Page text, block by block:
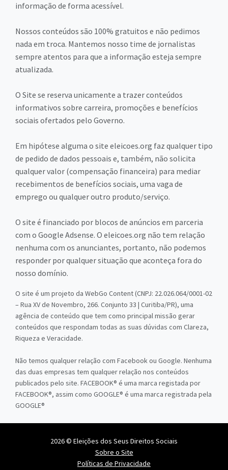
informação de forma acessível.
Nossos conteúdos são 100% gratuitos e não pedimos
nada em troca. Mantemos nosso time de jornalistas
sempre atentos para que a informação esteja sempre
atualizada.
O Site se reserva unicamente a trazer conteúdos
informativos sobre carreira, promoções e benefícios
sociais ofertados pelo Governo.
Em hipótese alguma o site eleicoes.org faz qualquer tipo
de pedido de dados pessoais e, também, não solicita
qualquer valor (compensação financeira) para mediar
recebimentos de benefícios sociais, uma vaga de
emprego ou qualquer outro produto/serviço.
O site é financiado por blocos de anúncios em parceria
com o Google Adsense. O eleicoes.org não tem relação
nenhuma com os anunciantes, portanto, não podemos
responder por qualquer situação que aconteça fora do
nosso domínio.
O site é um projeto da WebGo Content (CNPJ: 22.026.064/0001-02
– Rua XV de Novembro, 266. Conjunto 33 | Curitiba/PR), uma
agência de conteúdo que tem como principal missão gerar
conteúdos que respondam todas as suas dúvidas com Clareza,
Riqueza e Veracidade.
Não temos qualquer relação com Facebook ou Google. Nenhuma
das duas empresas tem qualquer relação nos conteúdos
publicados pelo site. FACEBOOK® é uma marca registada por
FACEBOOK®, assim como GOOGLE® é uma marca registrada pela
GOOGLE®
2026 © Eleições dos Seus Direitos Sociais
Sobre o Site
Políticas de Privacidade